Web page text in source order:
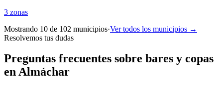
3 zonas
Mostrando 10 de 102 municipios·Ver todos los municipios →
Resolvemos tus dudas
Preguntas frecuentes sobre bares y copas
en Almáchar